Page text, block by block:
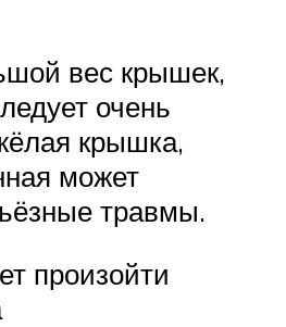
вес крышек,
очень
крышка,
может
травмы.
произойти